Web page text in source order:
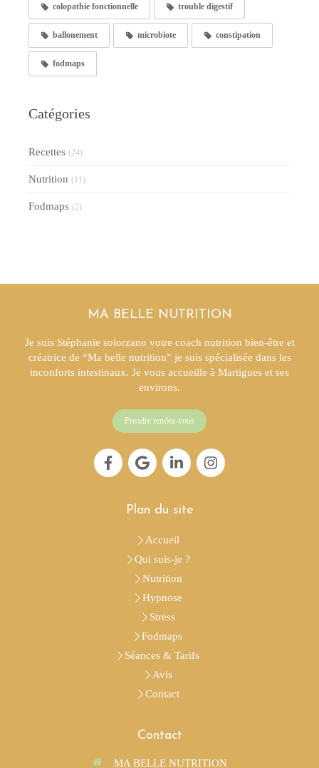
colopathie fonctionnelle trouble digestif
ballonement microbiote constipation
fodmaps
Catégories
Recettes (24)
Nutrition (11)
Fodmaps (2)
MA BELLE NUTRITION
Je suis Stéphanie solorzano votre coach nutrition bien-être et
créatrice de “Ma belle nutrition” je suis spécialisée dans les
inconforts intestinaux. Je vous accueille à Martigues et ses
environs.
Prendre rendez-vous
Plan du site
Accueil
Qui suis-je ?
Nutrition
Hypnose
Stress
Fodmaps
Séances & Tarifs
Avis
Contact
Contact
MA BELLE NUTRITION